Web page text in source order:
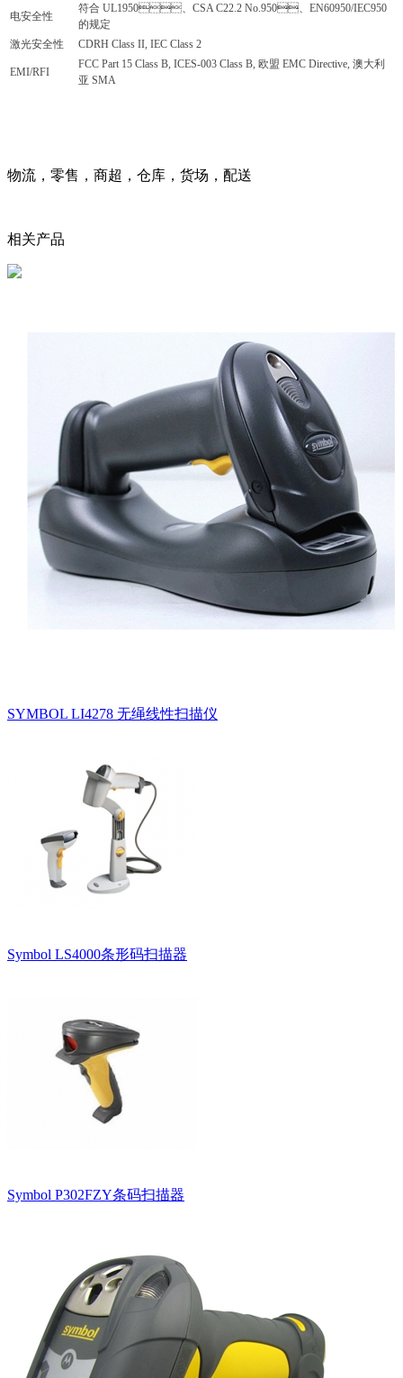
电安全性
符合 UL1950、CSA C22.2 No.950、EN60950/IEC950
的规定
激光安全性
CDRH Class II, IEC Class 2
EMI/RFI
FCC Part 15 Class B, ICES-003 Class B, 欧盟 EMC Directive, 澳大利
亚 SMA
物流，零售，商超，仓库，货场，配送
相关产品
SYMBOL LI4278 无绳线性扫描仪
Symbol LS4000条形码扫描器
Symbol P302FZY条码扫描器